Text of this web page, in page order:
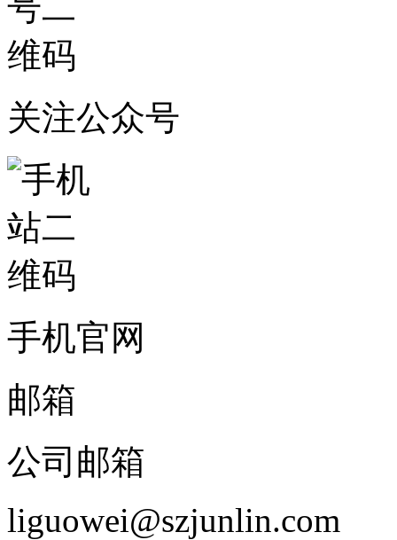
关注公众号
手机官网
邮箱
公司邮箱
liguowei@szjunlin.com